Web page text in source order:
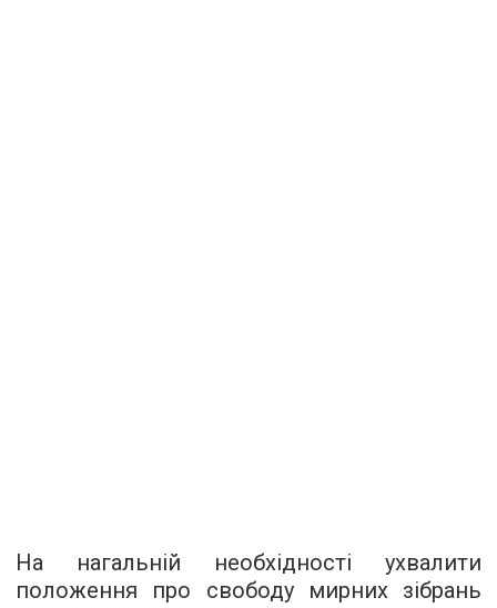
На нагальній необхідності ухвалити
положення про свободу мирних зібрань